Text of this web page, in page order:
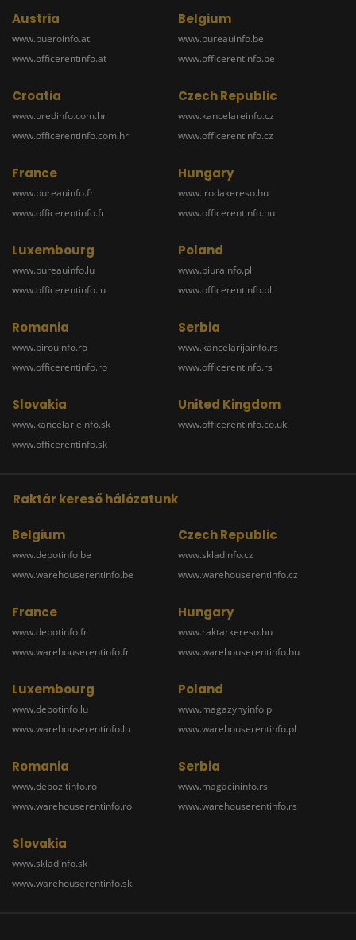
Austria
www.bueroinfo.at
www.officerentinfo.at
Belgium
www.bureauinfo.be
www.officerentinfo.be
Croatia
www.uredinfo.com.hr
www.officerentinfo.com.hr
Czech Republic
www.kancelareinfo.cz
www.officerentinfo.cz
France
www.bureauinfo.fr
www.officerentinfo.fr
Hungary
www.irodakereso.hu
www.officerentinfo.hu
Luxembourg
www.bureauinfo.lu
www.officerentinfo.lu
Poland
www.biurainfo.pl
www.officerentinfo.pl
Romania
www.birouinfo.ro
www.officerentinfo.ro
Serbia
www.kancelarijainfo.rs
www.officerentinfo.rs
Slovakia
www.kancelarieinfo.sk
www.officerentinfo.sk
United Kingdom
www.officerentinfo.co.uk
Raktár kereső hálózatunk
Belgium
www.depotinfo.be
www.warehouserentinfo.be
Czech Republic
www.skladinfo.cz
www.warehouserentinfo.cz
France
www.depotinfo.fr
www.warehouserentinfo.fr
Hungary
www.raktarkereso.hu
www.warehouserentinfo.hu
Luxembourg
www.depotinfo.lu
www.warehouserentinfo.lu
Poland
www.magazynyinfo.pl
www.warehouserentinfo.pl
Romania
www.depozitinfo.ro
www.warehouserentinfo.ro
Serbia
www.magacininfo.rs
www.warehouserentinfo.rs
Slovakia
www.skladinfo.sk
www.warehouserentinfo.sk